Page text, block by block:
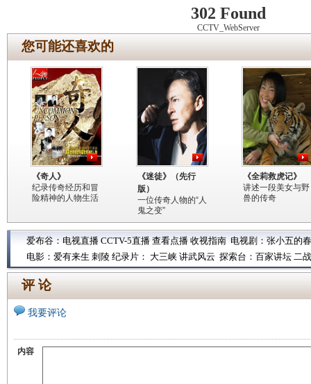
302 Found
CCTV_WebServer
您可能还喜欢的
《奇人》
纪录传奇经历和冒
险精神的人物生活
《迷徒》（先行
版）
一位传奇人物的“人
鬼之变”
《全莉救虎记》
讲述一段美女与野
兽的传奇
爱布谷： 电视直播 CCTV-5直播 查看点播 收视指南 电视剧： 张小五的
电影： 爱有来生 刺陵 纪录片： 大三峡 讲武风云 探索台： 百家讲坛 二
评 论
我要评论
内容